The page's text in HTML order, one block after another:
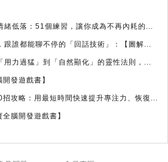
緒低落：51個練習，讓你成為不再內耗的...
誰都能聊不停的「回話技術」：【圖解...
力過猛」到「自然顯化」的靈性法則，...
發遊戲書】
攻略：用最短時間快速提升專注力、恢復...
腦開發遊戲書】